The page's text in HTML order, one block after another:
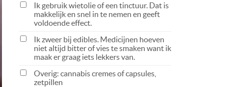
Ik gebruik wietolie of een tinctuur. Dat is
makkelijk en snel in te nemen en geeft
voldoende effect.
Ik zweer bij edibles. Medicijnen hoeven
niet altijd bitter of vies te smaken want ik
maak er graag iets lekkers van.
Overig: cannabis cremes of capsules,
zetpillen